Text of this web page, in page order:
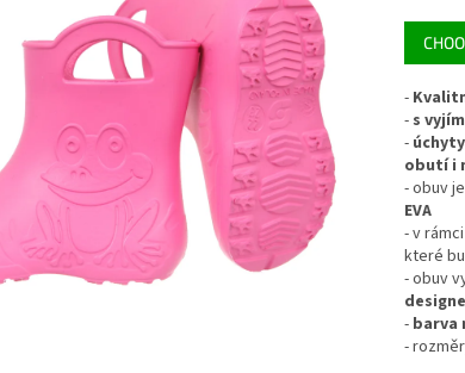
price:
-
- s
-
obutí i
- obuv
EVA
- v
které
- obuv
- barva
-